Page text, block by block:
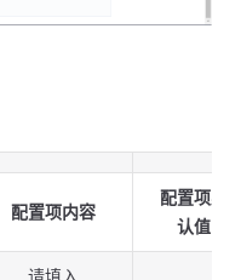
配置项内容
配置项默
认值
请填入